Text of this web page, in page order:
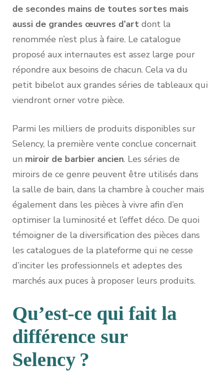
de secondes mains de toutes sortes mais
aussi de grandes œuvres d’art dont la
renommée n’est plus à faire. Le catalogue
proposé aux internautes est assez large pour
répondre aux besoins de chacun. Cela va du
petit bibelot aux grandes séries de tableaux qui
viendront orner votre pièce.
Parmi les milliers de produits disponibles sur
Selency, la première vente conclue concernait
un miroir de barbier ancien. Les séries de
miroirs de ce genre peuvent être utilisés dans
la salle de bain, dans la chambre à coucher mais
également dans les pièces à vivre afin d’en
optimiser la luminosité et l’effet déco. De quoi
témoigner de la diversification des pièces dans
les catalogues de la plateforme qui ne cesse
d’inciter les professionnels et adeptes des
marchés aux puces à proposer leurs produits.
Qu’est-ce qui fait la
différence sur
Selency ?